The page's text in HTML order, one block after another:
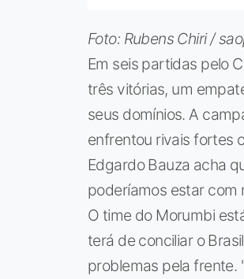
Foto: Rubens Chiri /
Em seis partidas pelo
três vitórias, um
seus domínios. A
enfrentou rivais fortes
Edgardo Bauza acha
poderíamos estar com
O time do Morumbi
terá de conciliar o
problemas pela frente.